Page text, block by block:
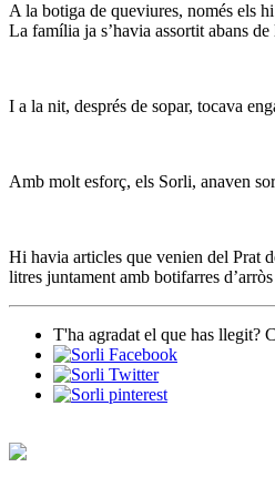
A la botiga de queviures, només els
La família ja s’havia assortit abans
I a la nit, després de sopar, tocava
Amb molt esforç, els Sorli, anaven
Hi havia articles que venien del Prat
litres juntament amb botifarres
T'ha agradat el que has llegit?